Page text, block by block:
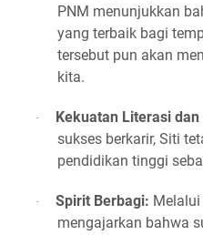
PNM menunjukkan
yang terbaik bagi
tersebut pun akan
kita.
· Kekuatan Literasi
sukses berkarir, Siti
pendidikan tinggi
· Spirit Berbagi:
mengajarkan bahwa